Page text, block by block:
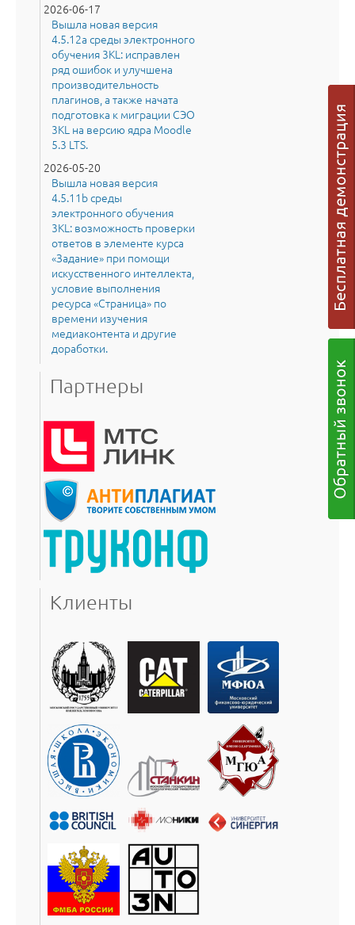
2026-06-17
Вышла новая версия
4.5.12a среды электронного
обучения 3KL: исправлен
ряд ошибок и улучшена
производительность
плагинов, а также начата
подготовка к миграции СЭО
3KL на версию ядра Moodle
5.3 LTS.
2026-05-20
Вышла новая версия
4.5.11b среды
электронного обучения
3KL: возможность проверки
ответов в элементе курса
«Задание» при помощи
искусственного интеллекта,
условие выполнения
ресурса «Страница» по
времени изучения
медиаконтента и другие
доработки.
Партнеры
Клиенты